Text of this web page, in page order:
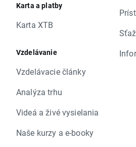
Karta a platby
Karta XTB
Vzdelávanie
Vzdelávacie články
Analýza trhu
Videá a živé vysielania
Naše kurzy a e-booky